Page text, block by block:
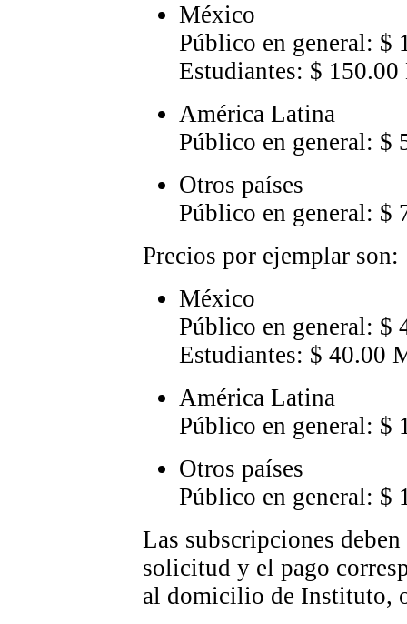
México
Público en general: $
Estudiantes: $
América Latina
Público en general: $
Otros países
Público en general: $
Precios por ejemplar son:
México
Público en general: $
Estudiantes: $ 40.00
América Latina
Público en general: $
Otros países
Público en general: $
Las subscripciones
solicitud y el pago
al domicilio de Instituto,